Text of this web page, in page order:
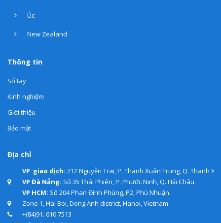
Úc
New Zealand
Thông tin
Sổ tay
Kinh nghiệm
Giới thiệu
Bảo mật
Địa chỉ
VP giao dịch: 212 Nguyễn Trãi, P. Thanh Xuân Trung, Q. Thanh
VP Đà Nẵng: Số 35 Thái Phiên, P. Phước Ninh, Q. Hải Châu.
VP HCM: Số 204 Phan Đình Phùng, P2, Phú Nhuận.
Zone 1, Hai Boi, Dong Anh district, Hanoi, Vietnam
+(84)91. 610.7513